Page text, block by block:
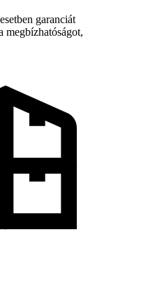
garanciát
megbízhatóságot,